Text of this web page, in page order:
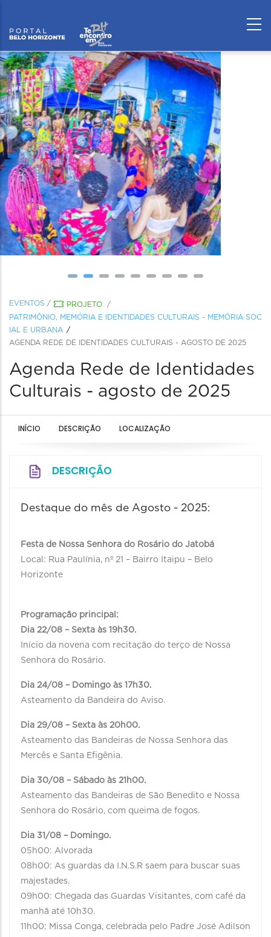
EVENTOS / PROJETO
/
PATRIMÔNIO, MEMÓRIA E IDENTIDADES CULTURAIS - MEMÓRIA SOC
IAL E URBANA
AGENDA REDE DE IDENTIDADES CULTURAIS - AGOSTO DE 2025
Agenda Rede de Identidades
Culturais - agosto de 2025
INÍCIO DESCRIÇÃO LOCALIZAÇÃO
DESCRIÇÃO
Destaque do mês de Agosto - 2025:
Festa de Nossa Senhora do Rosário do Jatobá
Local: Rua Paulínia, nº 21 – Bairro Itaipu – Belo
Horizonte
Programação principal:
Dia 22/08 – Sexta às 19h30.
Início da novena com recitação do terço de Nossa
Senhora do Rosário.
Dia 24/08 – Domingo às 17h30.
Asteamento da Bandeira do Aviso.
Dia 29/08 – Sexta às 20h00.
Asteamento das Bandeiras de Nossa Senhora das
Mercês e Santa Efigênia.
Dia 30/08 – Sábado às 21h00.
Asteamento das Bandeiras de São Benedito e Nossa
Senhora do Rosário, com queima de fogos.
Dia 31/08 – Domingo.
05h00: Alvorada
08h00: As guardas da I.N.S.R saem para buscar suas
majestades.
09h00: Chegada das Guardas Visitantes, com café da
manhã até 10h30.
11h00: Missa Conga, celebrada pelo Padre José Adilson